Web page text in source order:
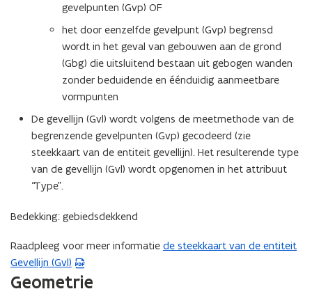
gevelpunten (Gvp) OF
het door eenzelfde gevelpunt (Gvp) begrensd
wordt in het geval van gebouwen aan de grond
(Gbg) die uitsluitend bestaan uit gebogen wanden
zonder beduidende en éénduidig aanmeetbare
vormpunten
De gevellijn (Gvl) wordt volgens de meetmethode van de
begrenzende gevelpunten (Gvp) gecodeerd (zie
steekkaart van de entiteit gevellijn). Het resulterende type
van de gevellijn (Gvl) wordt opgenomen in het attribuut
“Type”.
Bedekking: gebiedsdekkend
Raadpleeg voor meer informatie de steekkaart van de entiteit
Gevellijn (Gvl)
(
Geometrie